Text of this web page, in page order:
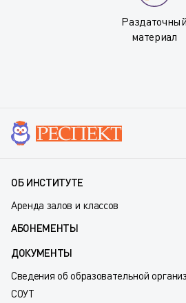
Раздаточный
материал
ОБ ИНСТИТУТЕ
Аренда залов и классов
АБОНЕМЕНТЫ
ДОКУМЕНТЫ
Сведения об образовательной
СОУТ